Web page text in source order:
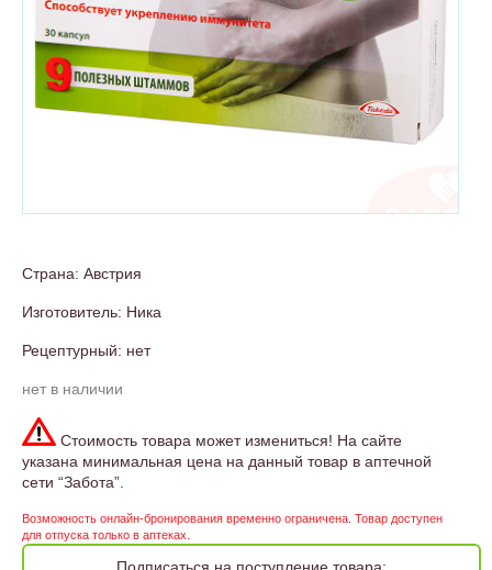
Страна: Австрия
Изготовитель: Ника
Рецептурный: нет
нет в наличии
Стоимость товара может измениться! На сайте
указана минимальная цена на данный товар в аптечной
сети “Забота”.
Возможность онлайн-бронирования временно ограничена. Товар доступен
для отпуска только в аптеках.